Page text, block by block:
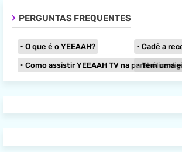
PERGUNTAS FREQUENTES
O que é o YEEAAH? Cadê a
Como assistir YEEAAH TV na parabólica digital
Tem uma